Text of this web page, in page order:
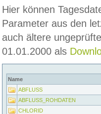
Hier können
Parameter aus den
auch ältere
01.01.2000 als
Name
ABFLUSS
ABFLUSS_ROHDATEN
CHLORID